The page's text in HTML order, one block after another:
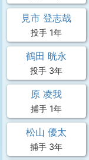
見市 登志哉
投手 1年
鶴田 晄永
投手 3年
原 凌我
捕手 1年
松山 優太
捕手 3年